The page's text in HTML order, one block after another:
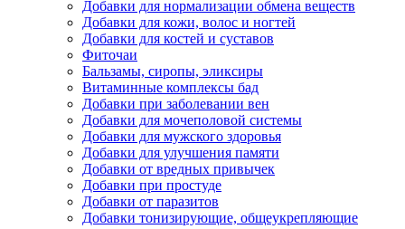
Добавки для нормализации обмена веществ
Добавки для кожи, волос и ногтей
Добавки для костей и суставов
Фиточаи
Бальзамы, сиропы, эликсиры
Витаминные комплексы бад
Добавки при заболевании вен
Добавки для мочеполовой системы
Добавки для мужского здоровья
Добавки для улучшения памяти
Добавки от вредных привычек
Добавки при простуде
Добавки от паразитов
Добавки тонизирующие, общеукрепляющие